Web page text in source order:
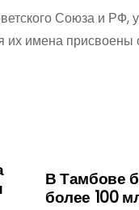
Союза и РФ,
их имена
В Тамбове
более 100